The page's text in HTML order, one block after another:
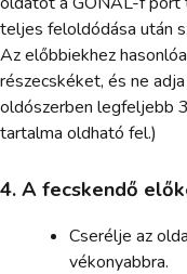
teljes feloldódása után
Az előbbiekhez
részecskéket, és ne
oldószerben legfeljebb
tartalma oldható fel.)
4. A fecskendő
Cserélje az
vékonyabbra.